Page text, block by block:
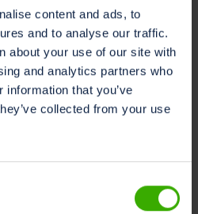
content and ads, to
and to analyse our traffic.
about your use of our site with
and analytics partners who
that you’ve
collected from your use
missie om veehouders te
gegevens en inzichten die
beeld te krijgen van de
van hun zuivelactiviteiten.
potentiële partners
is een wereldleider